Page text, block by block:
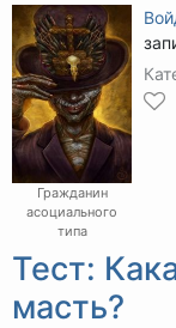
Гражданин
асоциального
типа
Тест:
масть?